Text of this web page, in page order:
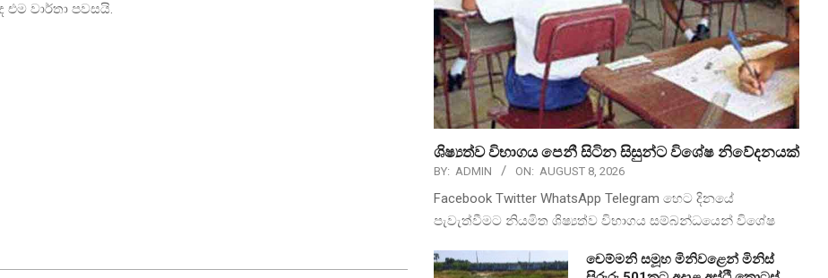
වාර්තා පවසයි.
ශිෂ්‍යත්ව විභාගය පෙනී සිටින සිසුන්ට විශේෂ නිවේදනයක්
BY: ADMIN ON: AUGUST 8, 2026
Facebook Twitter WhatsApp Telegram හෙට දිනයේ
පැවැත්වීමට නියමිත ශිෂ්‍යත්ව විභාගය සම්බන්ධයෙන් විශේෂ
චෙම්මනි සමූහ මිනිවළෙන් මිනිස්